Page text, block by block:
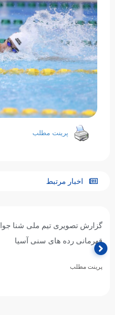
پرینت مطلب
اخبار مرتبط
گزارش تصویری تیم ملی شنا
قهرمانی رده های سنی آسیا
پرینت مطلب